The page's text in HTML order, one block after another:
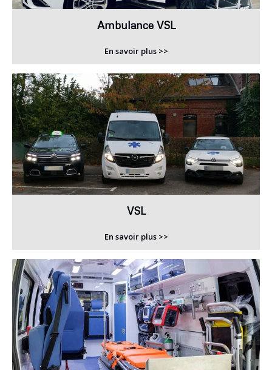
Ambulance VSL
En savoir plus >>
VSL
En savoir plus >>